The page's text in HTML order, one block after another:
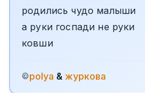
родились чудо малыши
а руки госпади не руки
ковши
©polya & журкова